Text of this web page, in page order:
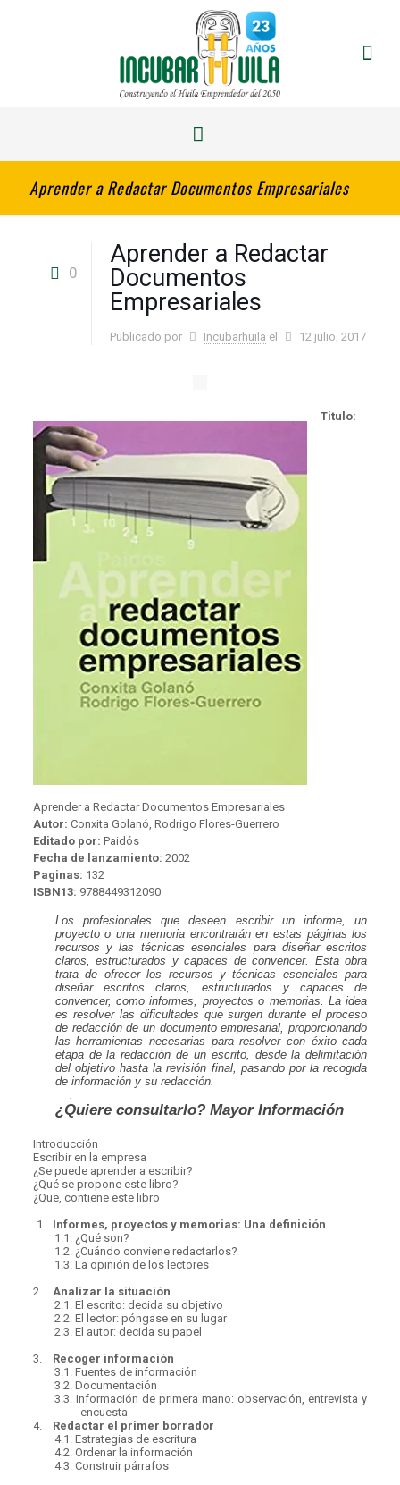
Aprender a Redactar Documentos Empresariales
0
Aprender a Redactar
Documentos
Empresariales
Publicado por Incubarhuila el 12 julio, 2017
Titulo:
Aprender a Redactar Documentos Empresariales
Autor: Conxita Golanó, Rodrigo Flores-Guerrero
Editado por: Paidós
Fecha de lanzamiento: 2002
Paginas: 132
ISBN13: 9788449312090
Los profesionales que deseen escribir un informe, un
proyecto o una memoria encontrarán en estas páginas los
recursos y las técnicas esenciales para diseñar escritos
claros, estructurados y capaces de convencer. Esta obra
trata de ofrecer los recursos y técnicas esenciales para
diseñar escritos claros, estructurados y capaces de
convencer, como informes, proyectos o memorias. La idea
es resolver las dificultades que surgen durante el proceso
de redacción de un documento empresarial, proporcionando
las herramientas necesarias para resolver con éxito cada
etapa de la redacción de un escrito, desde la delimitación
del objetivo hasta la revisión final, pasando por la recogida
de información y su redacción.
.
¿Quiere consultarlo? Mayor Información
Introducción
Escribir en la empresa
¿Se puede aprender a escribir?
¿Qué se propone este libro?
¿Que, contiene este libro
1. Informes, proyectos y memorias: Una definición
1.1. ¿Qué son?
1.2. ¿Cuándo conviene redactarlos?
1.3. La opinión de los lectores
2.
Analizar la situación
2.1. El escrito: decida su objetivo
2.2. El lector: póngase en su lugar
2.3. El autor: decida su papel
3.
Recoger información
3.1. Fuentes de información
3.2. Documentación
3.3. Información de primera mano: observación, entrevista y
encuesta
4.
Redactar el primer borrador
4.1. Estrategias de escritura
4.2. Ordenar la información
4.3. Construir párrafos